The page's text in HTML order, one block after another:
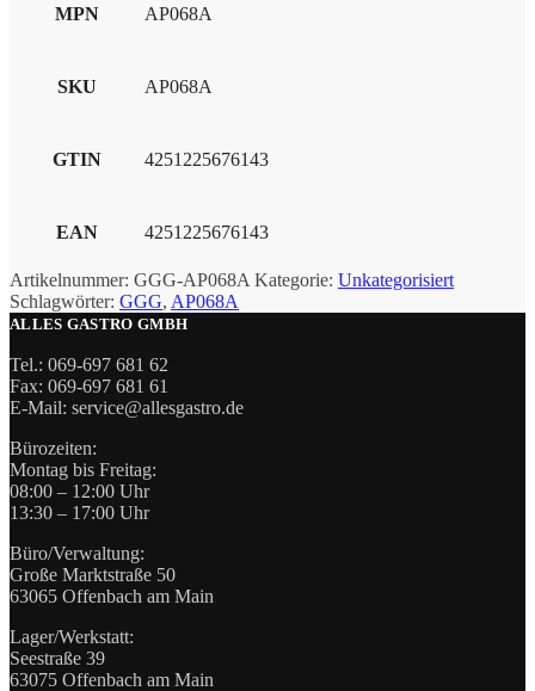
MPN AP068A
SKU AP068A
GTIN 4251225676143
EAN 4251225676143
Artikelnummer: GGG-AP068A Kategorie: Unkategorisiert
Schlagwörter: GGG, AP068A
ALLES GASTRO GMBH
Tel.: 069-697 681 62
Fax: 069-697 681 61
E-Mail: service@allesgastro.de
Bürozeiten:
Montag bis Freitag:
08:00 – 12:00 Uhr
13:30 – 17:00 Uhr
Büro/Verwaltung:
Große Marktstraße 50
63065 Offenbach am Main
Lager/Werkstatt:
Seestraße 39
63075 Offenbach am Main